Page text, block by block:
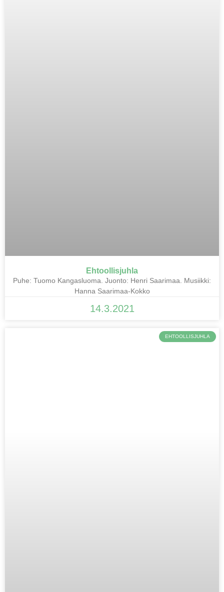
Ehtoollisjuhla
Puhe: Tuomo Kangasluoma. Juonto: Henri Saarimaa. Musiikki:
Hanna Saarimaa-Kokko
14.3.2021
EHTOOLLISJUHLA